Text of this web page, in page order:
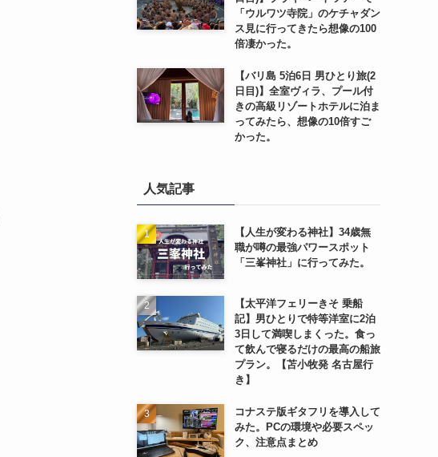
「ウルワツ寺院」のケチャダン
ス見に行ってきたら想像の100
倍凄かった。
【バリ島 5泊6日 男ひとり旅(2
日目)】全室ヴィラ、プール付
きの高級リゾートホテルに泊ま
ってみたら、想像の10倍すご
かった。
人気記事
【人生が変わる神社】34歳無
職が噂の最強パワースポット
「三峯神社」に行ってみた。
【太平洋フェリーきそ 乗船
記】男ひとりで特等洋室に2泊
3日して満喫しまくった。食っ
て飲んで寝るだけの最高の船旅
プラン。【苫小牧発 名古屋行
き】
コナステ版ギタフリを導入して
みた。PCの環境や必要スペッ
ク、注意点まとめ